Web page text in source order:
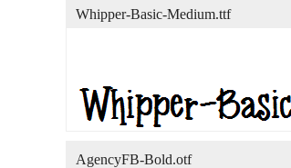
Whipper-Basic-Medium.ttf
AgencyFB-Bold.otf